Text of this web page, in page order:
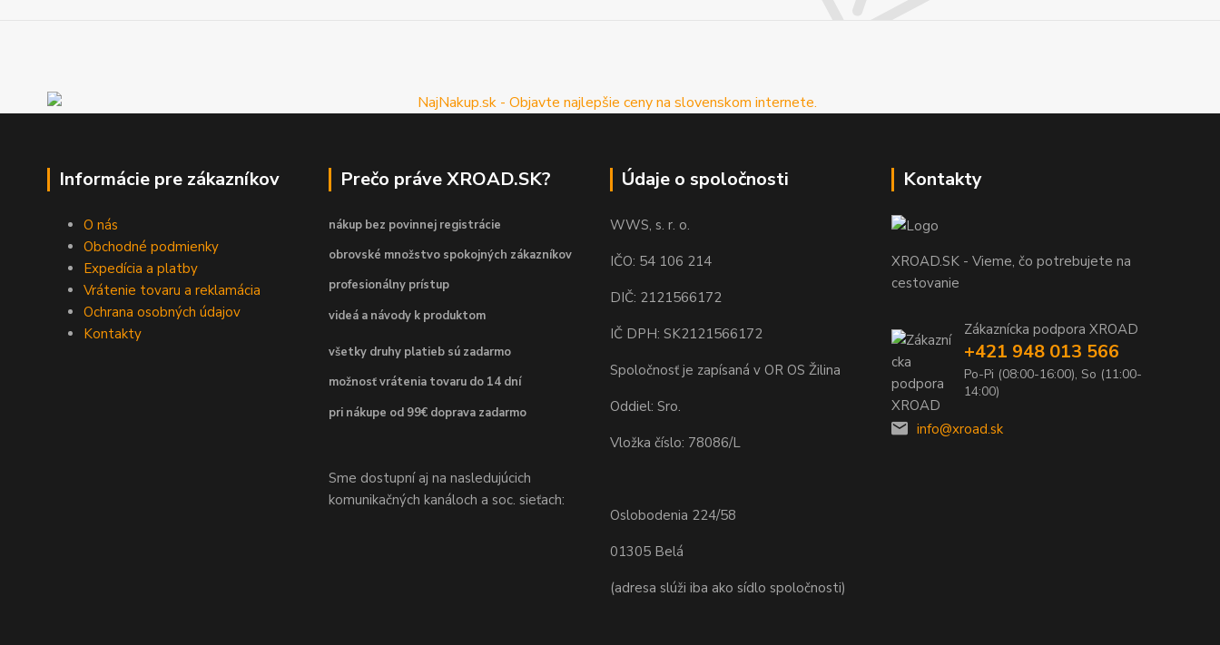
Informácie pre zákazníkov
O nás
Obchodné podmienky
Expedícia a platby
Vrátenie tovaru a reklamácia
Ochrana osobných údajov
Kontakty
Prečo práve XROAD.SK?
nákup bez povinnej registrácie
obrovské množstvo spokojných zákazníkov
profesionálny prístup
videá a návody k produktom
všetky druhy platieb sú zadarmo
možnosť vrátenia tovaru do 14 dní
pri nákupe od 99€ doprava zadarmo
Sme dostupní aj na nasledujúcich
komunikačných kanáloch a soc. sieťach:
Údaje o spoločnosti
WWS, s. r. o.
IČO: 54 106 214
DIČ: 2121566172
IČ DPH: SK2121566172
Spoločnosť je zapísaná v OR OS Žilina
Oddiel: Sro.
Vložka číslo: 78086/L
Oslobodenia 224/58
01305 Belá
(adresa slúži iba ako sídlo spoločnosti)
Kontakty
XROAD.SK - Vieme, čo potrebujete na
cestovanie
Zákaznícka podpora XROAD
+421 948 013 566
Po-Pi (08:00-16:00), So (11:00-
14:00)
info@xroad.sk